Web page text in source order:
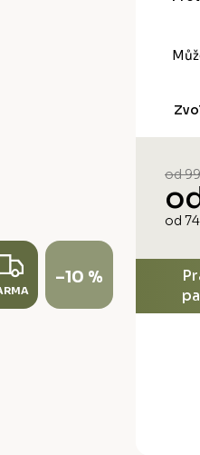
od
od
Z
D
–10 %